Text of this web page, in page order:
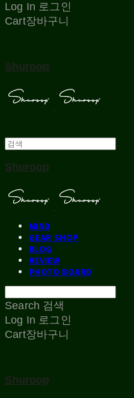
Log In 로그인
Cart장바구니
Shuroop
Shuroop
MIND
GEAR SHOP
BLOG
REVIEW
PHOTO BOARD
Search 검색
Log In 로그인
Cart장바구니
Shuroop